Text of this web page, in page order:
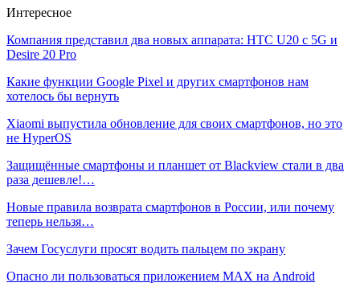
Интересное
Компания представил два новых аппарата: HTC U20 с 5G и
Desire 20 Pro
Какие функции Google Pixel и других смартфонов нам
хотелось бы вернуть
Xiaomi выпустила обновление для своих смартфонов, но это
не HyperOS
Защищённые смартфоны и планшет от Blackview стали в два
раза дешевле!…
Новые правила возврата смартфонов в России, или почему
теперь нельзя…
Зачем Госуслуги просят водить пальцем по экрану
Опасно ли пользоваться приложением MAX на Android